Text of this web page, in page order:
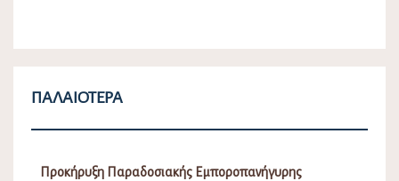
ΠΑΛΑΙΌΤΕΡΑ
Προκήρυξη Παραδοσιακής Εμποροπανήγυρης